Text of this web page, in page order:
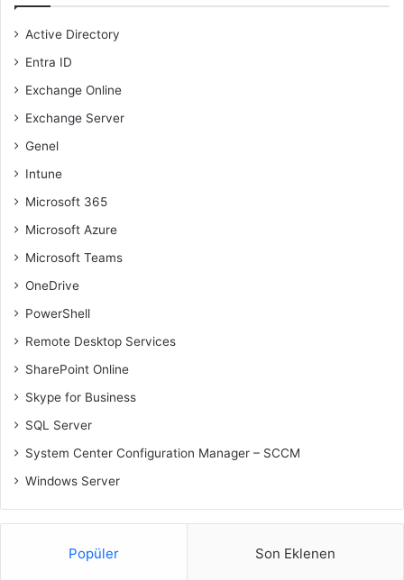
Active Directory
Entra ID
Exchange Online
Exchange Server
Genel
Intune
Microsoft 365
Microsoft Azure
Microsoft Teams
OneDrive
PowerShell
Remote Desktop Services
SharePoint Online
Skype for Business
SQL Server
System Center Configuration Manager – SCCM
Windows Server
Popüler Son Eklenen